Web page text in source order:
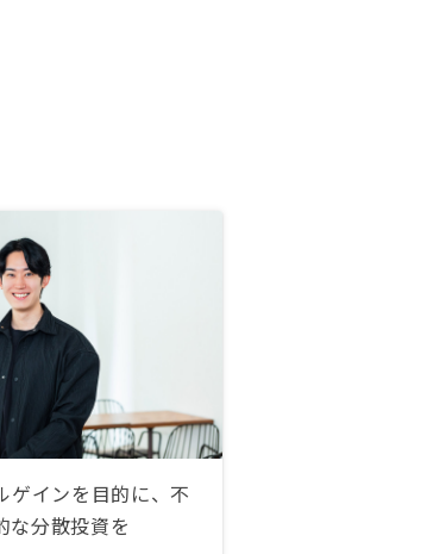
ゲインを目的に、不
な分散投資を